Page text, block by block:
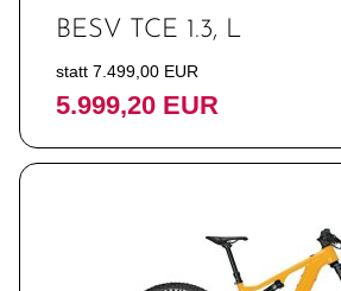
BESV TCE 1.3, L
statt 7.499,00 EUR
5.999,20 EUR